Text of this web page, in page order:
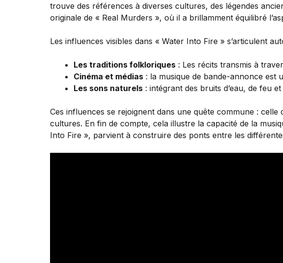
trouve des références à diverses cultures, des légendes
originale de « Real Murders », où il a brillamment équilibré
Les influences visibles dans « Water Into Fire » s’articulent
Les traditions folkloriques : Les récits transmis à
Cinéma et médias : la musique de bande-annonce est
Les sons naturels : intégrant des bruits d’eau, de feu
Ces influences se rejoignent dans une quête commune :
cultures. En fin de compte, cela illustre la capacité de la
Into Fire », parvient à construire des ponts entre les